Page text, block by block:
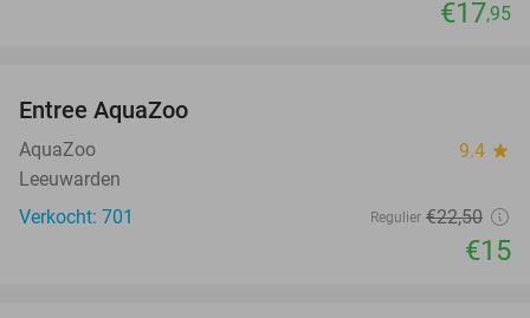
€17,95
Entree AquaZoo
AquaZoo 9.4 star
Leeuwarden
Verkocht: 701
Regulier €22,50
€15